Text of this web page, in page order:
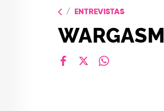
ENTREVISTAS
WARGASM